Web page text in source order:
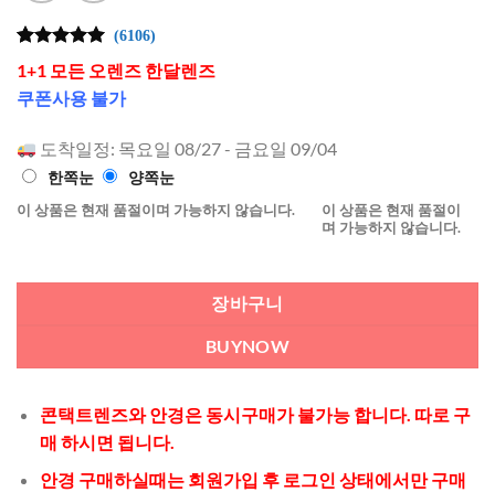
4.99 개의
고객 평가
를 기준으
로 5점 만
6106
로 평가됨
(6106)
1+1 모든 오렌즈 한달렌즈
쿠폰사용 불가
도착일정: 목요일 08/27 - 금요일 09/04
한쪽눈 양쪽눈
이 상품은 현재 품절이며 가능하지 않습니다.
이 상품은 현재 품절이
며 가능하지 않습니다.
장바구니
BUYNOW
콘택트렌즈와 안경은 동시구매가 불가능 합니다. 따로 구
매 하시면 됩니다.
안경 구매하실때는 회원가입 후 로그인 상태에서만 구매